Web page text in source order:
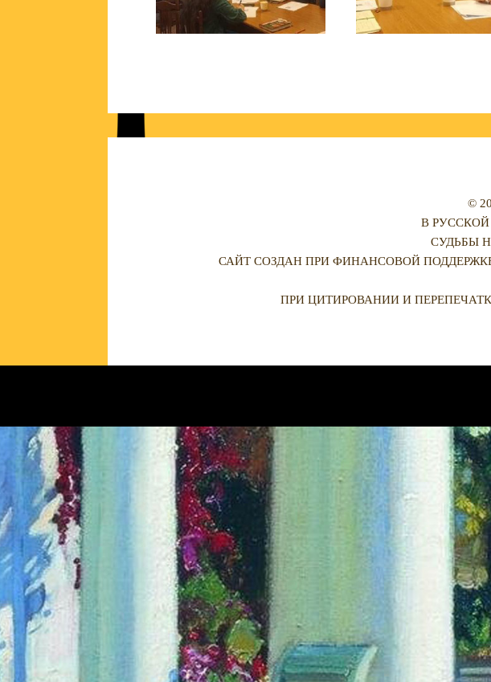
©
В РУССКОЙ
СУДЬБЫ
САЙТ СОЗДАН ПРИ ФИНАНСОВОЙ
ПРИ ЦИТИРОВАНИИ И